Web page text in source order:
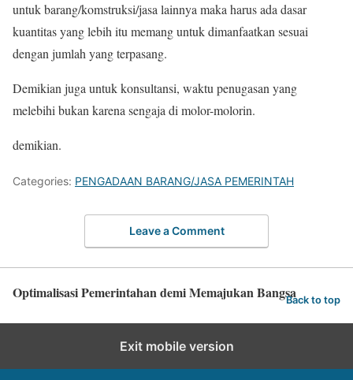
untuk barang/komstruksi/jasa lainnya maka harus ada dasar
kuantitas yang lebih itu memang untuk dimanfaatkan sesuai
dengan jumlah yang terpasang.
Demikian juga untuk konsultansi, waktu penugasan yang
melebihi bukan karena sengaja di molor-molorin.
demikian.
Categories: PENGADAAN BARANG/JASA PEMERINTAH
Leave a Comment
Optimalisasi Pemerintahan demi Memajukan BangsaBack to top
Exit mobile version